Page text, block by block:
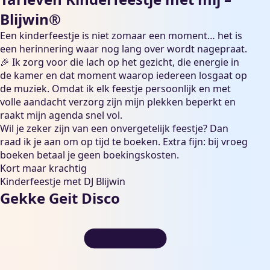
Blijwin®
Een kinderfeestje is niet zomaar een moment… het is
een herinnering waar nog lang over wordt nagepraat.
🎉 Ik zorg voor die lach op het gezicht, die energie in
de kamer en dat moment waarop iedereen losgaat op
de muziek. Omdat ik elk feestje persoonlijk en met
volle aandacht verzorg zijn mijn plekken beperkt en
raakt mijn agenda snel vol.
Wil je zeker zijn van een onvergetelijk feestje? Dan
raad ik je aan om op tijd te boeken. Extra fijn: bij vroeg
boeken betaal je geen boekingskosten.
Kort maar krachtig
Kinderfeestje met DJ Blijwin
Gekke Geit Disco